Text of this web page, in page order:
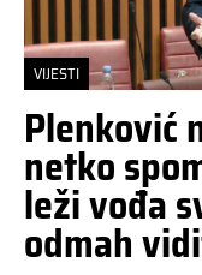
VIJESTI
Plenković
netko
leži vođa
odmah